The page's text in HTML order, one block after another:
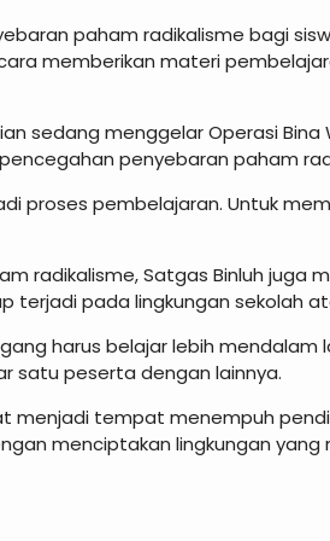
paham radikalisme bagi
memberikan materi
sedang menggelar Operasi
penyebaran paham
proses pembelajaran. Untuk
radikalisme, Satgas Binluh juga
terjadi pada lingkungan sekolah
harus belajar lebih mendalam
satu peserta dengan lainnya.
menjadi tempat menempuh
menciptakan lingkungan yang